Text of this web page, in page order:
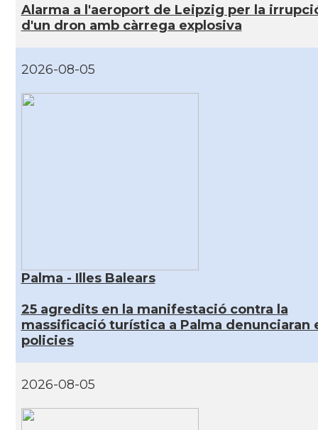
Alarma a l'aeroport de Leipzig per la
d'un dron amb càrrega explosiva
2026-08-05
Palma - Illes Balears
25 agredits en la manifestació contra la
massificació turística a Palma denunciaran
policies
2026-08-05